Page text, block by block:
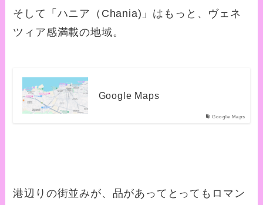
そして「ハニア（Chania)」はもっと、ヴェネ
ツィア感満載の地域。
Google Maps
Google Maps
港辺りの街並みが、品があってとってもロマン